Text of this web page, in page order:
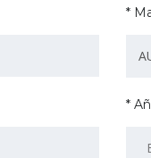
*
*